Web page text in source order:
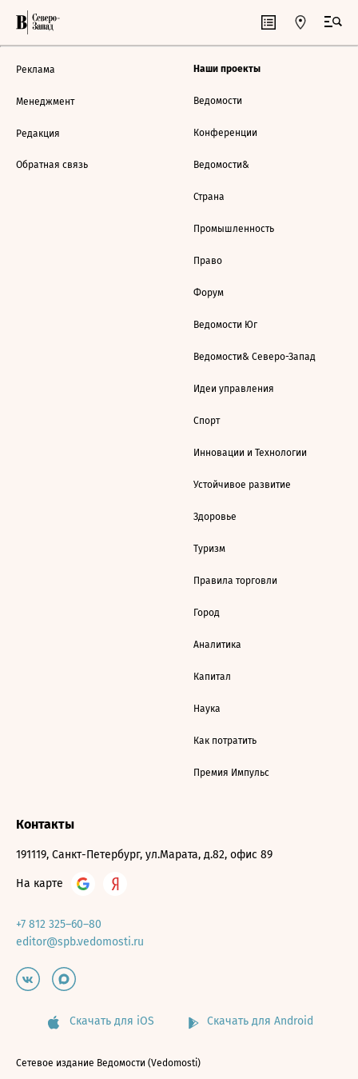
Реклама
Менеджмент
Редакция
Обратная связь
Наши проекты
Ведомости
Конференции
Ведомости&
Страна
Промышленность
Право
Форум
Ведомости Юг
Ведомости& Северо-Запад
Идеи управления
Спорт
Инновации и Технологии
Устойчивое развитие
Здоровье
Туризм
Правила торговли
Город
Аналитика
Капитал
Наука
Как потратить
Премия Импульс
Контакты
191119, Санкт-Петербург, ул.Марата, д.82, офис 89
На карте
+7 812 325–60–80
editor@spb.vedomosti.ru
Скачать для iOS Скачать для Android
Сетевое издание Ведомости (Vedomosti)